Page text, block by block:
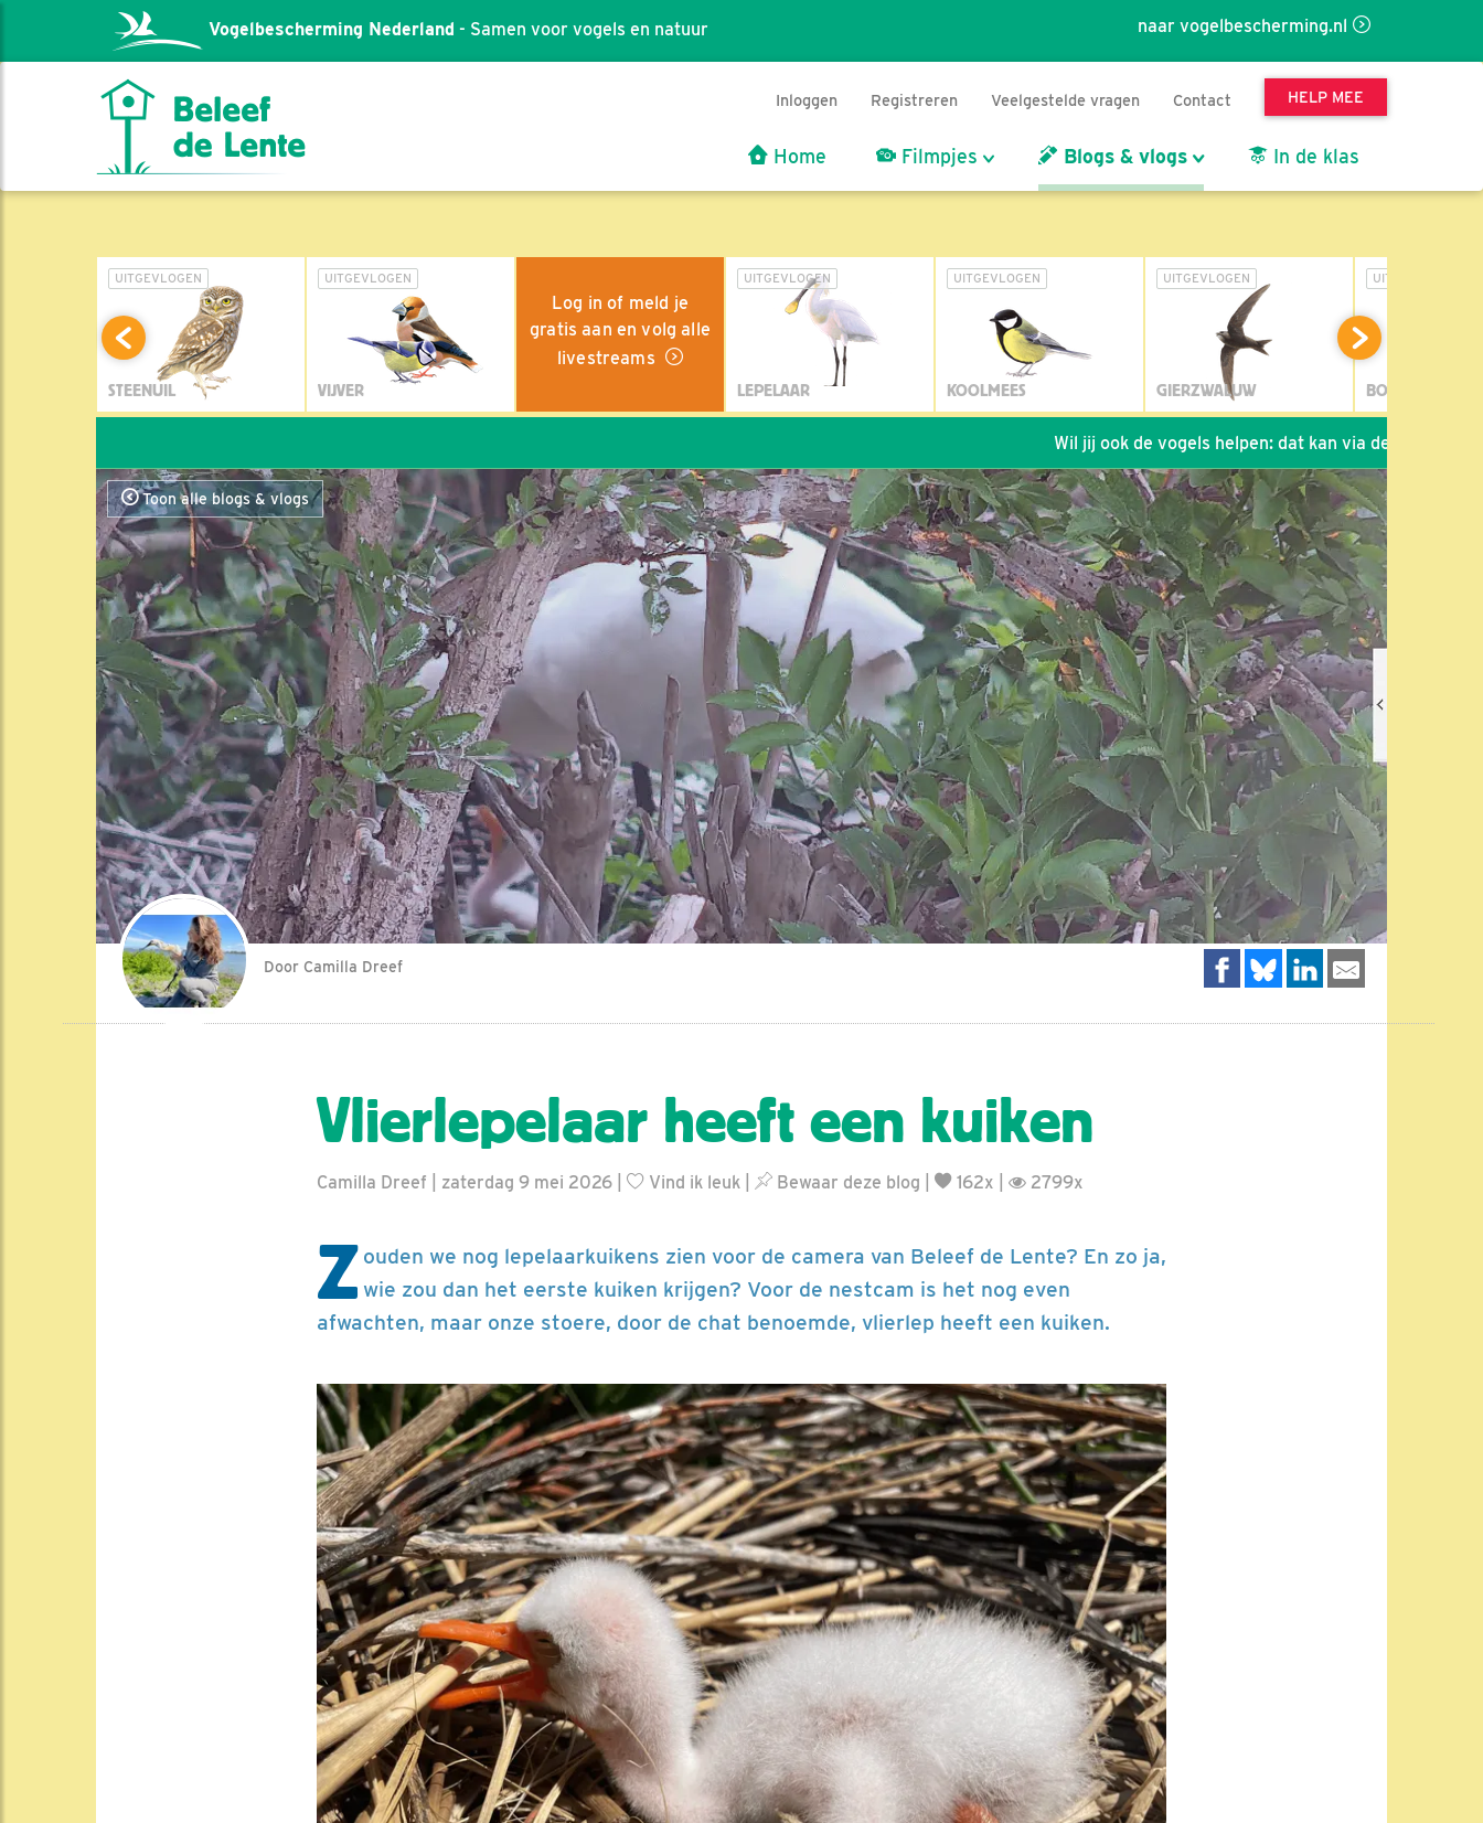
naar vogelbescherming.nl
Vogelbescherming Nederland - Samen voor vogels en natuur
Inloggen Registreren Veelgestelde vragen Contact HELP MEE
Home Filmpjes Blogs & vlogs In de klas
UITGEVLOGEN
STEENUIL
UITGEVLOGEN
VIJVER
Log in of meld je
gratis aan en volg alle
livestreams
UITGEVLOGEN
LEPELAAR
UITGEVLOGEN
KOOLMEES
UITGEVLOGEN
GIERZWALUW
UITGEVLOGEN
BOSUIL
Wil jij ook de vogels helpen: dat kan via de link! *
Toon alle blogs & vlogs
Door Camilla Dreef
Vlierlepelaar heeft een kuiken
Camilla Dreef | zaterdag 9 mei 2026 | Vind ik leuk Bewaar deze blog 162x | 2799x
Z ouden we nog lepelaarkuikens zien voor de camera van Beleef de Lente? En zo ja,
wie zou dan het eerste kuiken krijgen? Voor de nestcam is het nog even
afwachten, maar onze stoere, door de chat benoemde, vlierlep heeft een kuiken.